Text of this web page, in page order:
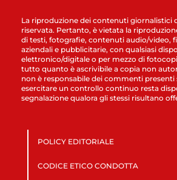
La riproduzione dei contenuti giornalistici
riservata. Pertanto, è vietata la
di testi, fotografie, contenuti audio/video,
aziendali e pubblicitarie, con qualsiasi
elettronico/digitale o per mezzo di
tutto quanto è ascrivibile a copia non
non è responsabile dei commenti
esercitare un controllo continuo resta
segnalazione qualora gli stessi risultano
POLICY EDITORIALE
CODICE ETICO CONDOTTA